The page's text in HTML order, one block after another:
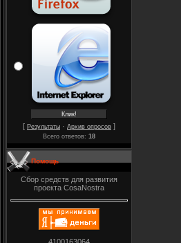
[ Результаты · Архив опросов ]
Всего ответов: 18
Помощь
Сбор средств для развития
проекта CosaNostra